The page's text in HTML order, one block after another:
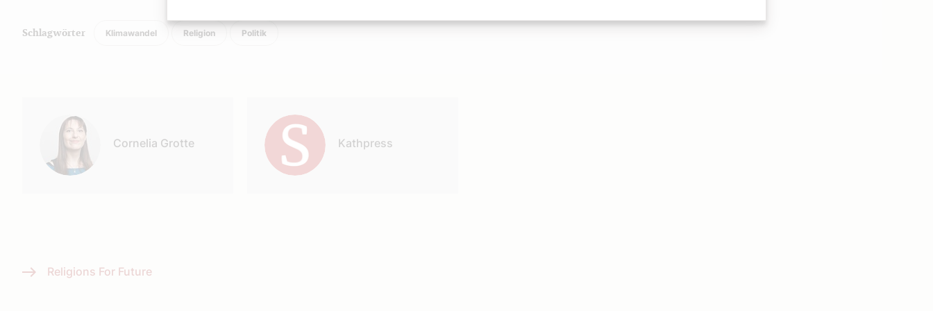
Schlagwörter Klimawandel Religion Politik
Cornelia Grotte Kathpress
Religions For Future